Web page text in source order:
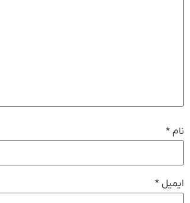
نام *
ایمیل *